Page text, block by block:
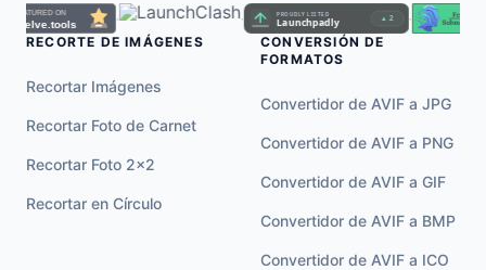
·
RECORTE DE IMÁGENES
Recortar Imágenes
Recortar Foto de Carnet
Recortar Foto 2×2
Recortar en Círculo
CONVERSIÓN DE
FORMATOS
Convertidor de AVIF a JPG
Convertidor de AVIF a PNG
Convertidor de AVIF a GIF
Convertidor de AVIF a BMP
Convertidor de AVIF a ICO